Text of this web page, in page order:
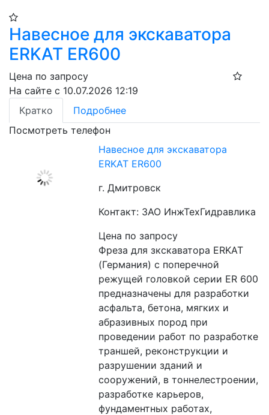
Навесное для экскаватора
ERKAT ER600
Цена по запросу
На сайте с 10.07.2026 12:19
Кратко
Подробнее
Посмотреть телефон
Навесное для экскаватора
ERKAT ER600
г. Дмитровск
Контакт: ЗАО ИнжТехГидравлика
Цена по запросу
Фреза для зкскаватора ERKAT
(Германия) c поперечной
режущей головкой серии ER 600
предназначены для разработки
асфальта, бетона, мягких и
абразивных пород при
проведении работ по разработке
траншей, реконструкции и
разрушении зданий и
сооружений, в тоннелестроении,
разработке карьеров,
фундаментных работах,